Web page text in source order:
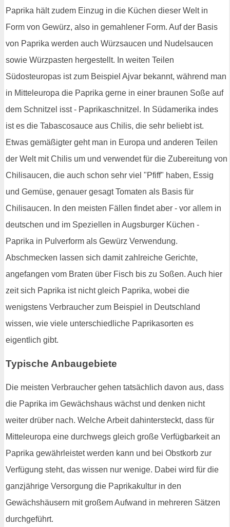
Paprika hält zudem Einzug in die Küchen dieser Welt in
Form von Gewürz, also in gemahlener Form. Auf der Basis
von Paprika werden auch Würzsaucen und Nudelsaucen
sowie Würzpasten hergestellt. In weiten Teilen
Südosteuropas ist zum Beispiel Ajvar bekannt, während man
in Mitteleuropa die Paprika gerne in einer braunen Soße auf
dem Schnitzel isst - Paprikaschnitzel. In Südamerika indes
ist es die Tabascosauce aus Chilis, die sehr beliebt ist.
Etwas gemäßigter geht man in Europa und anderen Teilen
der Welt mit Chilis um und verwendet für die Zubereitung von
Chilisaucen, die auch schon sehr viel "Pfiff" haben, Essig
und Gemüse, genauer gesagt Tomaten als Basis für
Chilisaucen. In den meisten Fällen findet aber - vor allem in
deutschen und im Speziellen in Augsburger Küchen -
Paprika in Pulverform als Gewürz Verwendung.
Abschmecken lassen sich damit zahlreiche Gerichte,
angefangen vom Braten über Fisch bis zu Soßen. Auch hier
zeit sich Paprika ist nicht gleich Paprika, wobei die
wenigstens Verbraucher zum Beispiel in Deutschland
wissen, wie viele unterschiedliche Paprikasorten es
eigentlich gibt.
Typische Anbaugebiete
Die meisten Verbraucher gehen tatsächlich davon aus, dass
die Paprika im Gewächshaus wächst und denken nicht
weiter drüber nach. Welche Arbeit dahintersteckt, dass für
Mitteleuropa eine durchwegs gleich große Verfügbarkeit an
Paprika gewährleistet werden kann und bei Obstkorb zur
Verfügung steht, das wissen nur wenige. Dabei wird für die
ganzjährige Versorgung die Paprikakultur in den
Gewächshäusern mit großem Aufwand in mehreren Sätzen
durchgeführt.